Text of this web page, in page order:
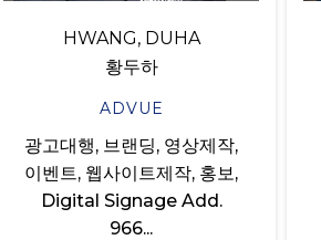
HWANG, DUHA
황두하
ADVUE
광고대행, 브랜딩, 영상제작,
이벤트, 웹사이트제작, 홍보,
Digital Signage Add.
966...